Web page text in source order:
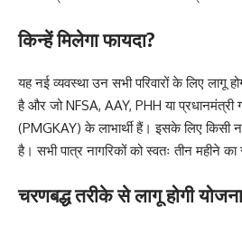
किन्हें मिलेगा फायदा?
यह नई व्यवस्था उन सभी परिवारों के लिए लागू
है और जो NFSA, AAY, PHH या प्रधानमंत्री
(PMGKAY) के लाभार्थी हैं। इसके लिए
है। सभी पात्र नागरिकों को स्वतः तीन महीने
चरणबद्ध तरीके से लागू होगी योजना